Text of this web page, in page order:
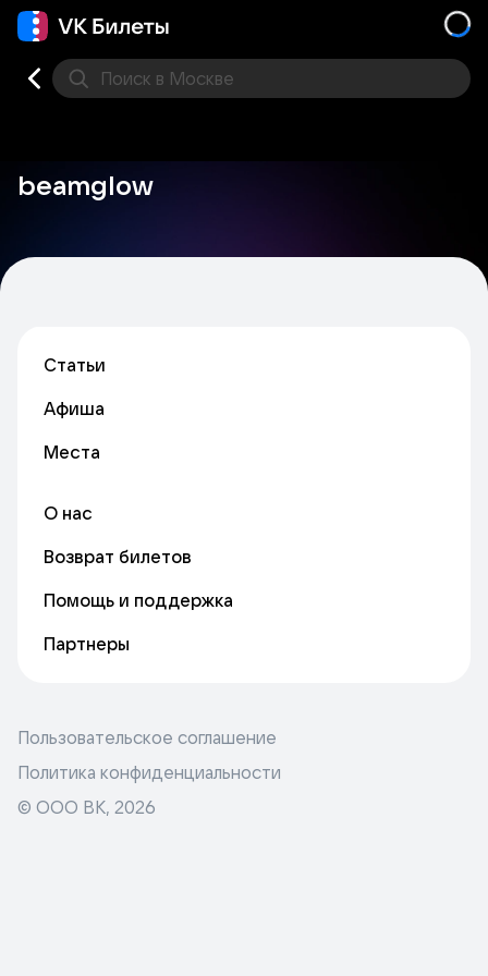
Поиск в Москве
beamglow
Статьи
Афиша
Места
О нас
Возврат билетов
Помощь и поддержка
Партнеры
Пользовательское соглашение
Политика конфиденциальности
© ООО ВК, 2026